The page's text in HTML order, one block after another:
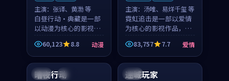
主演： 张译、黄渤 等
白昼行动·典藏是一部
以动漫为核心的影视作
品，围绕危机、反转与
人物成长展开，整体节
奏紧凑，值得推荐观
60,123 8.8 动漫
主演： 汤唯、易烊千玺 等
霓虹追击是一部以爱情
为核心的影视作品，围
绕危机、反转与人物成
长展开，整体节奏紧
凑，值得推荐观看。
83,757 7.7 爱情
中国 热播
暗夜行动
英国
迷城玩家